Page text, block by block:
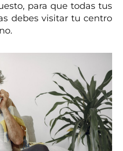
para que todas tus
debes visitar tu centro